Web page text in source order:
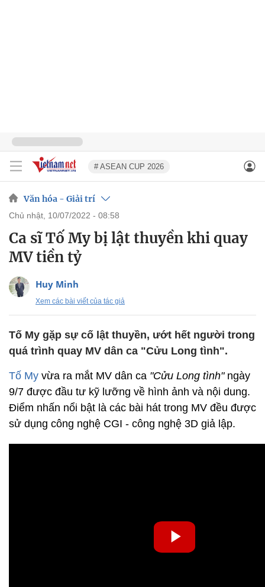
# ASEAN CUP 2026
Văn hóa - Giải trí
chủ nhật, 10/07/2022 - 08:58
Ca sĩ Tố My bị lật thuyền khi quay
MV tiền tỷ
Huy Minh
Xem các bài viết của tác giả
Tố My gặp sự cố lật thuyền, ướt hết người trong
quá trình quay MV dân ca "Cửu Long tình".
Tố My vừa ra mắt MV dân ca "Cửu Long tình" ngày
9/7 được đầu tư kỹ lưỡng về hình ảnh và nội dung.
Điểm nhấn nổi bật là các bài hát trong MV đều được
sử dụng công nghệ CGI - công nghệ 3D giả lập.